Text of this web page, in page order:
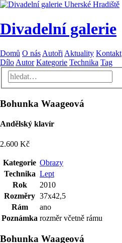
Divadelní galerie
Domů O nás Autoři Aktuality Kontakt
Dílo Autor Kategorie Technika Tag
Bohunka Waageová
Andělský klavír
2.600 Kč
Kategorie Obrazy
Technika Lept
Rok
2010
Rozměry 37x42,5
Rám
ano
Poznámka rozměr včetně rámu
Bohunka Waageová